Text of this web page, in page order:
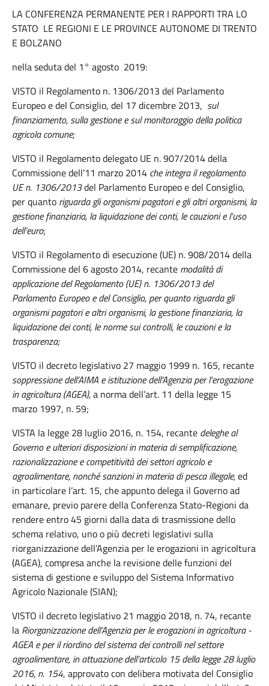
LA CONFERENZA PERMANENTE PER I RAPPORTI TRA LO
STATO LE REGIONI E LE PROVINCE AUTONOME DI TRENTO
E BOLZANO
nella seduta del 1° agosto 2019:
VISTO il Regolamento n. 1306/2013 del Parlamento
Europeo e del Consiglio, del 17 dicembre 2013, sul
finanziamento, sulla gestione e sul monitoraggio della politica
agricola comune;
VISTO il Regolamento delegato UE n. 907/2014 della
Commissione dell’11 marzo 2014 che integra il regolamento
UE n. 1306/2013del Parlamento Europeo e del Consiglio,
per quanto riguarda gli organismi pagatori e gli altri organismi, la
gestione finanziaria, la liquidazione dei conti, le cauzioni e l’uso
dell’euro;
VISTO il Regolamento di esecuzione (UE) n. 908/2014 della
Commissione del 6 agosto 2014, recante modalità di
applicazione del Regolamento (UE) n. 1306/2013 del
Parlamento Europeo e del Consiglio, per quanto riguarda gli
organismi pagatori e altri organismi, la gestione finanziaria, la
liquidazione dei conti, le norme sui controlli, le cauzioni e la
trasparenza;
VISTO il decreto legislativo 27 maggio 1999 n. 165, recante
soppressione dell’AIMA e istituzione dell’Agenzia per l’erogazione
in agricoltura (AGEA),a norma dell’art. 11 della legge 15
marzo 1997, n. 59;
VISTA la legge 28 luglio 2016, n. 154, recante deleghe al
Governo e ulteriori disposizioni in materia di semplificazione,
razionalizzazione e competitività dei settori agricolo e
agroalimentare, nonché sanzioni in materia di pesca illegale,ed
in particolare l’art. 15, che appunto delega il Governo ad
emanare, previo parere della Conferenza Stato-Regioni da
rendere entro 45 giorni dalla data di trasmissione dello
schema relativo, uno o più decreti legislativi sulla
riorganizzazione dell’Agenzia per le erogazioni in agricoltura
(AGEA), compresa anche la revisione delle funzioni del
sistema di gestione e sviluppo del Sistema Informativo
Agricolo Nazionale (SIAN);
VISTO il decreto legislativo 21 maggio 2018, n. 74, recante
la Riorganizzazione dell’Agenzia per le erogazioni in agricoltura -
AGEA e per il riordino del sistema dei controlli nel settore
agroalimentare, in attuazione dell’articolo 15 della legge 28 luglio
2016, n. 154, approvato con delibera motivata del Consiglio